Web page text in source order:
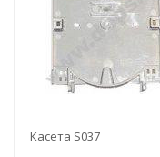
Касета S037